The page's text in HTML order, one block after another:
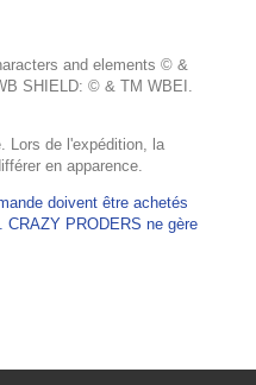
and elements © &
SHIELD: © & TM WBEI.
Lors de l'expédition, la
en apparence.
doivent être achetés
PRODERS ne gère